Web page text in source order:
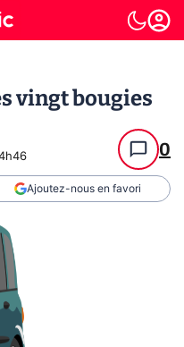
vingt bougies
0
Ajoutez-nous en favori